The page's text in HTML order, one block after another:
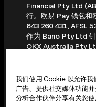
Financial Pty Ltd
行。欧易 Pay 钱包
643 260 431, AFSL
作为 Bano Pty Ltd 针
OKX Australia Pty
提供一般性金融产品
实体提供，具体内容
息，未考虑您的投资
定前，您应考虑您的
我们使用 Cookie 以允许我
广告、提供社交媒体功能
分析合作伙伴分享有关您使